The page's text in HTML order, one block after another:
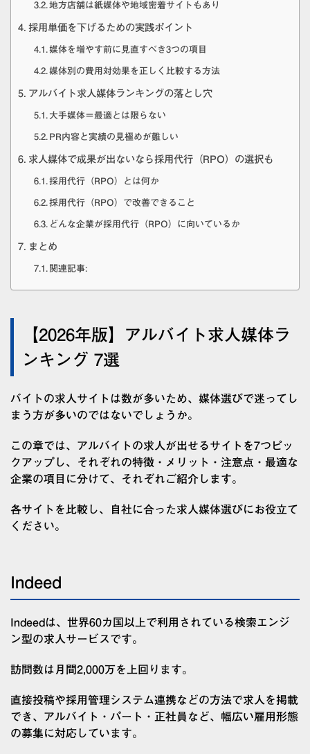
地方店舗は紙媒体や地域密着サイトもあり
採用単価を下げるための実践ポイント
媒体を増やす前に見直すべき3つの項目
媒体別の費用対効果を正しく比較する方法
アルバイト求人媒体ランキングの落とし穴
大手媒体＝最適とは限らない
PR内容と実績の見極めが難しい
求人媒体で成果が出ないなら採用代行（RPO）の選択も
採用代行（RPO）とは何か
採用代行（RPO）で改善できること
どんな企業が採用代行（RPO）に向いているか
まとめ
関連記事:
【2026年版】アルバイト求人媒体ラ
ンキング 7選
バイトの求人サイトは数が多いため、媒体選びで迷ってし
まう方が多いのではないでしょうか。
この章では、アルバイトの求人が出せるサイトを7つピッ
クアップし、それぞれの特徴・メリット・注意点・最適な
企業の項目に分けて、それぞれご紹介します。
各サイトを比較し、自社に合った求人媒体選びにお役立て
ください。
Indeed
Indeedは、世界60カ国以上で利用されている検索エンジ
ン型の求人サービスです。
訪問数は月間2,000万を上回ります。
直接投稿や採用管理システム連携などの方法で求人を掲載
でき、アルバイト・パート・正社員など、幅広い雇用形態
の募集に対応しています。